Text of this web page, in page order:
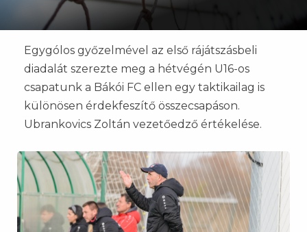
Egygólos győzelmével az első rájátszásbeli
diadalát szerezte meg a hétvégén U16-os
csapatunk a Bákói FC ellen egy taktikailag is
különösen érdekfeszítő összecsapáson.
Ubrankovics Zoltán vezetőedző értékelése.